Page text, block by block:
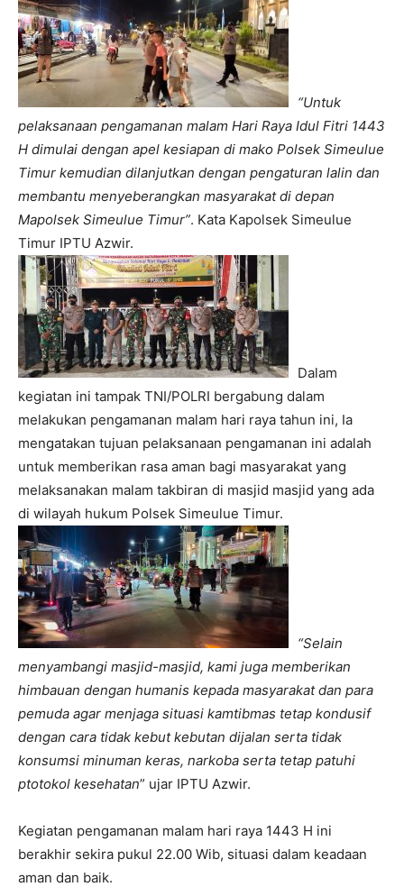
“Untuk
pelaksanaan pengamanan malam Hari Raya Idul Fitri 1443
H dimulai dengan apel kesiapan di mako Polsek Simeulue
Timur kemudian dilanjutkan dengan pengaturan lalin dan
membantu menyeberangkan masyarakat di depan
Mapolsek Simeulue Timur”. Kata Kapolsek Simeulue
Timur IPTU Azwir.
Dalam
kegiatan ini tampak TNI/POLRI bergabung dalam
melakukan pengamanan malam hari raya tahun ini, Ia
mengatakan tujuan pelaksanaan pengamanan ini adalah
untuk memberikan rasa aman bagi masyarakat yang
melaksanakan malam takbiran di masjid masjid yang ada
di wilayah hukum Polsek Simeulue Timur.
“Selain
menyambangi masjid-masjid, kami juga memberikan
himbauan dengan humanis kepada masyarakat dan para
pemuda agar menjaga situasi kamtibmas tetap kondusif
dengan cara tidak kebut kebutan dijalan serta tidak
konsumsi minuman keras, narkoba serta tetap patuhi
ptotokol kesehatan” ujar IPTU Azwir.
Kegiatan pengamanan malam hari raya 1443 H ini
berakhir sekira pukul 22.00 Wib, situasi dalam keadaan
aman dan baik.